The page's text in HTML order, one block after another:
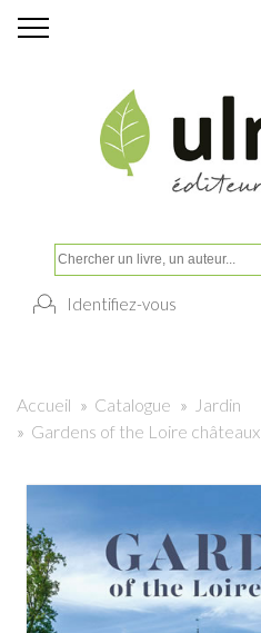
Identifiez-vous
Accueil » Catalogue »
Jardin
» Gardens of the Loire châteaux